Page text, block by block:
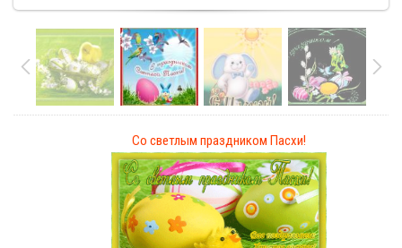
Со светлым праздником Пасхи!